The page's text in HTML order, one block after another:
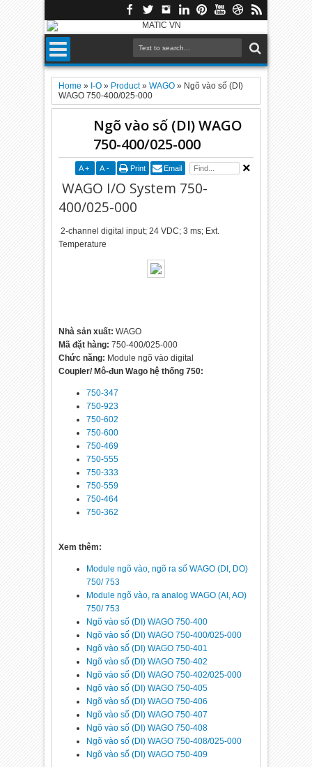
Home » I-O » Product»WAGO » Ngõ vào số (DI)
WAGO 750-400/025-000
Ngõ vào số (DI) WAGO
750-400/025-000
A + A - Print Email
WAGO I/O System 750-
400/025-000
2-channel digital input; 24 VDC; 3 ms; Ext.
Temperature
Nhà sản xuất: WAGO
Mã đặt hàng: 750-400/025-000
Chức năng: Module ngõ vào digital
Coupler/ Mô-đun Wago hệ thống 750:
750-347
750-923
750-602
750-600
750-469
750-555
750-333
750-559
750-464
750-362
Xem thêm:
Module ngõ vào, ngõ ra số WAGO (DI, DO)
750/ 753
Module ngõ vào, ra analog WAGO (AI, AO)
750/ 753
Ngõ vào số (DI) WAGO 750-400
Ngõ vào số (DI) WAGO 750-400/025-000
Ngõ vào số (DI) WAGO 750-401
Ngõ vào số (DI) WAGO 750-402
Ngõ vào số (DI) WAGO 750-402/025-000
Ngõ vào số (DI) WAGO 750-405
Ngõ vào số (DI) WAGO 750-406
Ngõ vào số (DI) WAGO 750-407
Ngõ vào số (DI) WAGO 750-408
Ngõ vào số (DI) WAGO 750-408/025-000
Ngõ vào số (DI) WAGO 750-409